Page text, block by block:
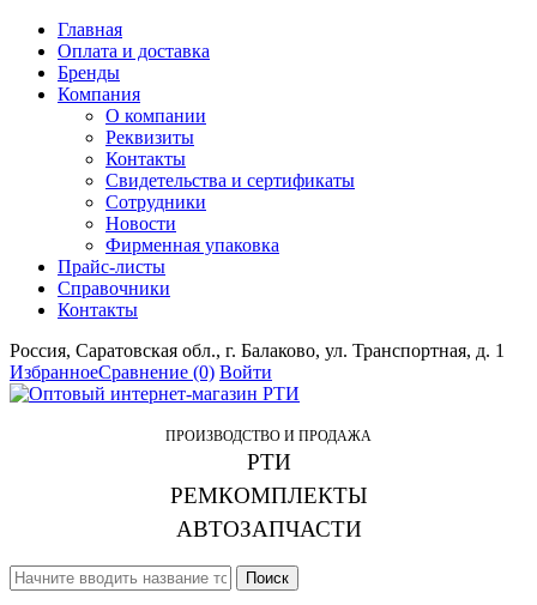
Главная
Оплата и доставка
Бренды
Компания
О компании
Реквизиты
Контакты
Свидетельства и сертификаты
Сотрудники
Новости
Фирменная упаковка
Прайс-листы
Справочники
Контакты
Россия, Саратовская обл., г. Балаково, ул. Транспортная, д. 1
ИзбранноеСравнение (0) Войти
ПРОИЗВОДСТВО И ПРОДАЖА
РТИ
РЕМКОМПЛЕКТЫ
АВТОЗАПЧАСТИ
Поиск